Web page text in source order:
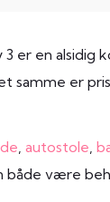
3 er en
samme er
autostole
både være